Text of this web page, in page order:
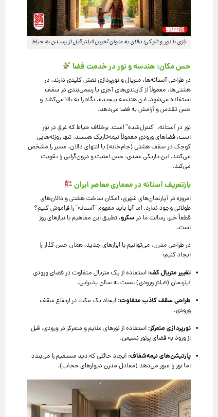
بازی با نور و تاریکی؛ دالان به عنوان آخرین فیلتر قبل از رسیدن به حیاط
حس مکان: هندسه و نور در خدمت فضا
در طراحی آستانه‌ها، متریال و نورپردازی نقش کلیدی دارند. در
هشتی‌ها، معمولاً از کاربندی‌های آجری یا رسمی‌بندی در سقف
استفاده می‌شود. این هندسه پیچیده، نگاه را به بالا می‌کشد و
حس تقدس و آرامش به فضا می‌دهد.
نور در آستانه، “کنترل‌شده” است. برخلاف حیاط که غرق در نور
است، فضاهای ورودی معمولاً نیمه‌تاریک هستند. تنها روزنه‌هایی
کوچک در سقف هشتی (جام‌خانه) یا انتهای دالان، مسیر را مشخص
می‌کنند. این تاریکی عمدی، حس امنیت و درون‌گرایی را تقویت
می‌کند.
بازتعریف آستانه در معماری معاصر ایران
امروزه در آپارتمان‌های شهری، امکان ساخت هشتی و دالان‌های
طولانی وجود ندارد. اما آیا باید مفهوم “آستانه” را فراموش کنیم؟
قطعاً خیر. رسالت ما درسکرو، تطبیق این مفاهیم با نیازهای روز
است.
در طراحی مدرن، می‌توانیم با ابزارهای جدید، همان حس گذار را
ایجاد کنیم:
تغییر متریال کف: استفاده از یک متریال متفاوت در فضای ورودی
آپارتمان (فیلتر ورودی) نسبت به سالن پذیرایی.
طراحی سقف کاذب متفاوت: ایجاد یک مکث در ارتفاع سقف
ورودی.
نورپردازی متمرکز: استفاده از نورهای ملایم و متمرکز در ورودی، قبل
از ورود به فضای پرنور نشیمن.
پارتیشن‌های نیمه‌شفاف: ایجاد حائلی که دید مستقیم را می‌بندد
اما نور را عبور می‌دهد (معادل مدرن دیوارهای حجاب).